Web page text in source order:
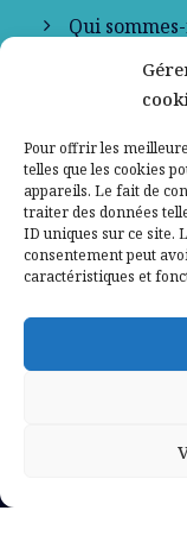
Pour offrir les
telles que les cookies
appareils. Le fait de
traiter des données
ID uniques sur ce site.
consentement peut
caractéristiques et
Qui
Contactez-
Mentions
Politique